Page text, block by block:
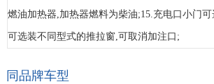
燃油加热器,加热器燃料为柴油;15.充电口小门
可选装不同型式的推拉窗,可取消加注口;
同品牌车型